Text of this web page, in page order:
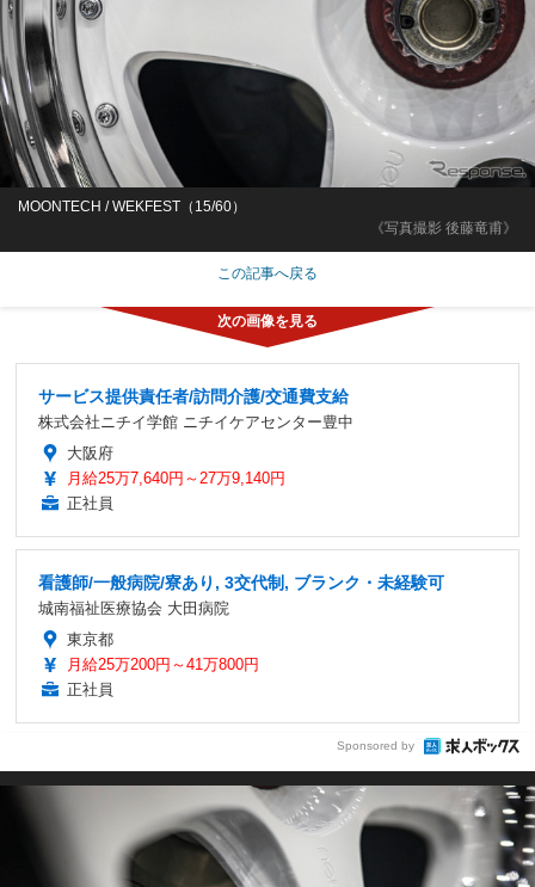
《写真撮影 後藤竜甫》
MOONTECH / WEKFEST（15/60）
この記事へ戻る
サービス提供責任者/訪問介護/交通費支給
株式会社ニチイ学館 ニチイケアセンター豊中
大阪府
月給25万7,640円～27万9,140円
正社員
看護師/一般病院/寮あり, 3交代制, ブランク・未経験可
城南福祉医療協会 大田病院
東京都
月給25万200円～41万800円
正社員
Sponsored by